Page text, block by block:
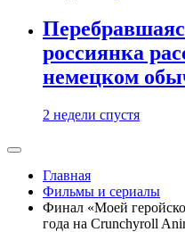
россиянка
немецком
2 недели спустя
Главная
Фильмы и сериалы
Финал «Моей
года на Crunchyroll